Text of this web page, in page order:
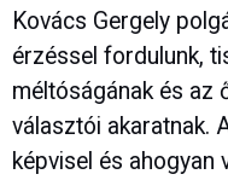
Kovács Gergely
érzéssel fordulunk,
méltóságának és az
választói akaratnak.
képvisel és ahogyan